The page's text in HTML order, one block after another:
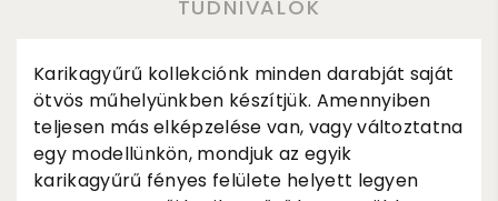
TUDNIVALÓK
Karikagyűrű kollekciónk minden darabját saját
ötvös műhelyünkben készítjük. Amennyiben
teljesen más elképzelése van, vagy változtatna
egy modellünkön, mondjuk az egyik
karikagyűrű fényes felülete helyett legyen